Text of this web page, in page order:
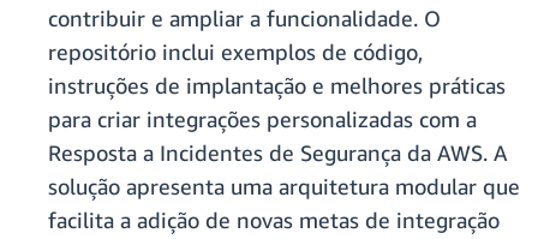
contribuir e ampliar a funcionalidade. O
repositório inclui exemplos de código,
instruções de implantação e melhores práticas
para criar integrações personalizadas com a
Resposta a Incidentes de Segurança da AWS. A
solução apresenta uma arquitetura modular que
facilita a adição de novas metas de integração